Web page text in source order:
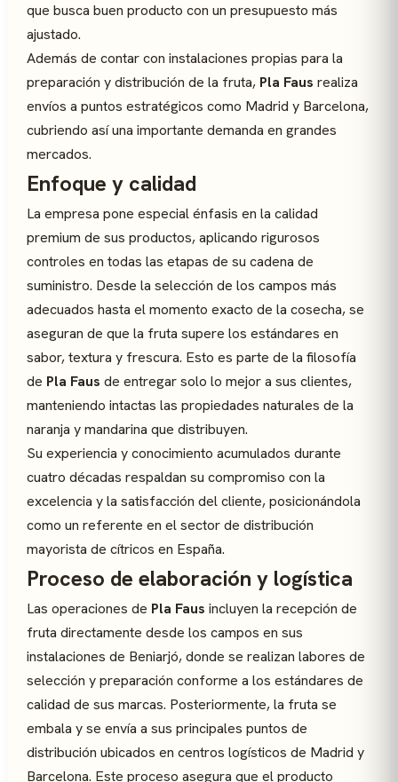
que busca buen producto con un presupuesto más
ajustado.
Además de contar con instalaciones propias para la
preparación y distribución de la fruta, Pla Faus realiza
envíos a puntos estratégicos como Madrid y Barcelona,
cubriendo así una importante demanda en grandes
mercados.
Enfoque y calidad
La empresa pone especial énfasis en la calidad
premium de sus productos, aplicando rigurosos
controles en todas las etapas de su cadena de
suministro. Desde la selección de los campos más
adecuados hasta el momento exacto de la cosecha, se
aseguran de que la fruta supere los estándares en
sabor, textura y frescura. Esto es parte de la filosofía
de Pla Faus de entregar solo lo mejor a sus clientes,
manteniendo intactas las propiedades naturales de la
naranja y mandarina que distribuyen.
Su experiencia y conocimiento acumulados durante
cuatro décadas respaldan su compromiso con la
excelencia y la satisfacción del cliente, posicionándola
como un referente en el sector de distribución
mayorista de cítricos en España.
Proceso de elaboración y logística
Las operaciones de Pla Faus incluyen la recepción de
fruta directamente desde los campos en sus
instalaciones de Beniarjó, donde se realizan labores de
selección y preparación conforme a los estándares de
calidad de sus marcas. Posteriormente, la fruta se
embala y se envía a sus principales puntos de
distribución ubicados en centros logísticos de Madrid y
Barcelona. Este proceso asegura que el producto